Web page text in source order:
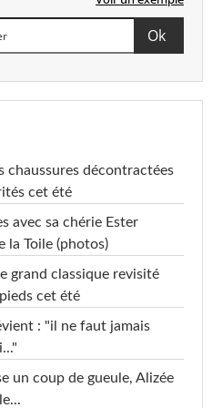
chaussures décontractées
cet été
avec sa chérie Ester
la Toile (photos)
grand classique revisité
cet été
: "il ne faut jamais
un coup de gueule, Alizée